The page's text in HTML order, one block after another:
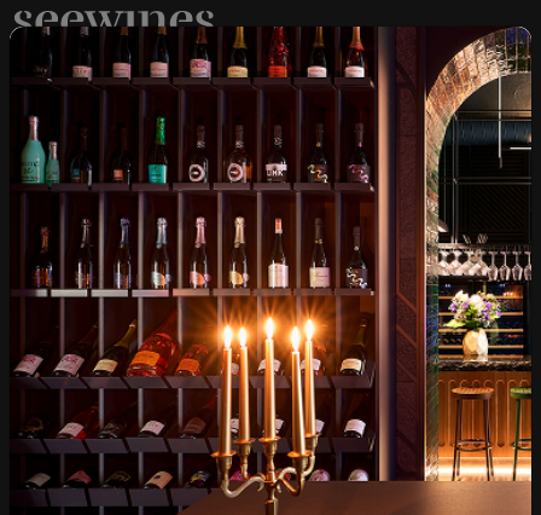
Над 1300 вина от цял
свят
Физически магазини и
събития
Бърза доставка за
цялата страна
Лоялна програма и
отстъпки